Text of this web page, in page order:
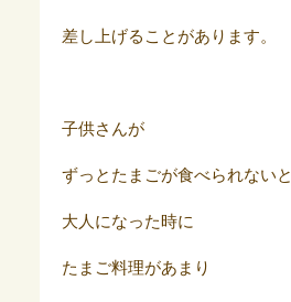
差し上げることがあります。
子供さんが
ずっとたまごが食べられないと
大人になった時に
たまご料理があまり